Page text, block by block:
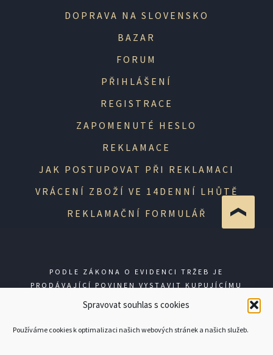
Spravovat souhlas s cookies
Používáme cookies k optimalizaci našich webových stránek a našich služeb.
DOPRAVA NA SLOVENSKO
BAZAR
FORUM
PŘIHLÁŠENÍ
REGISTRACE
ZAPOMENUTÉ HESLO
REKLAMACE
JAK POSTUPOVAT PŘI REKLAMACI
VRÁCENÍ ZBOŽÍ VE 14DENNÍ LHŮTĚ
REKLAMAČNÍ FORMULÁŘ
PODLE ZÁKONA O EVIDENCI TRŽEB JE
PRODÁVAJÍCÍ POVINEN VYSTAVIT KUPUJÍCÍMU
PŘIJATOU TRŽBU U SPRÁVCE DANĚ ONLINE; V
PŘÍPADĚ TECHNICKÉHO VÝPADKU PAK NEJPOZDĚJI